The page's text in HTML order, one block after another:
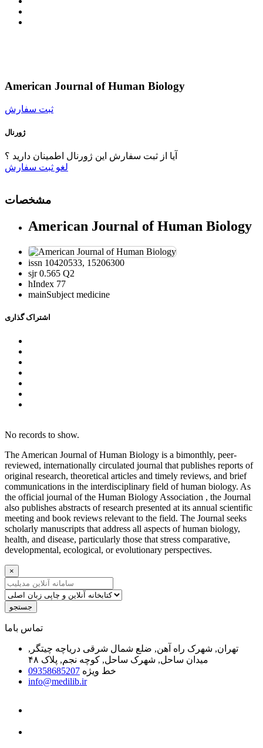
American Journal of Human Biology
ثبت سفارش
ژورنال
آیا از ثبت سفارش این ژورنال اطمینان دارید ؟
لغو ثبت سفارش
مشخصات
American Journal of Human Biology
issn 10420533, 15206300
sjr0.565 Q2
hIndex 77
mainSubject medicine
اشتراک گذاری
No records to show.
The American Journal of Human Biology is a bimonthly, peer-
reviewed, internationally circulated journal that publishes reports of
original research, theoretical articles and timely reviews, and brief
communications in the interdisciplinary field of human biology. As
the official journal of the Human Biology Association , the Journal
also publishes abstracts of research presented at its annual scientific
meeting and book reviews relevant to the field. The Journal seeks
scholarly manuscripts that address all aspects of human biology,
health, and disease, particularly those that stress comparative,
developmental, ecological, or evolutionary perspectives.
×
جستجو
ﺗﻤﺎﺱ ﺑﺎﻣﺎ
تهران, شهرک راه آهن, ضلع شمال شرقی دریاچه چیتگر,
میدان ساحل, شهرک ساحل, کوچه نجم, پلاک ۴۸
خط ویژه 09358685207
info@medilib.ir